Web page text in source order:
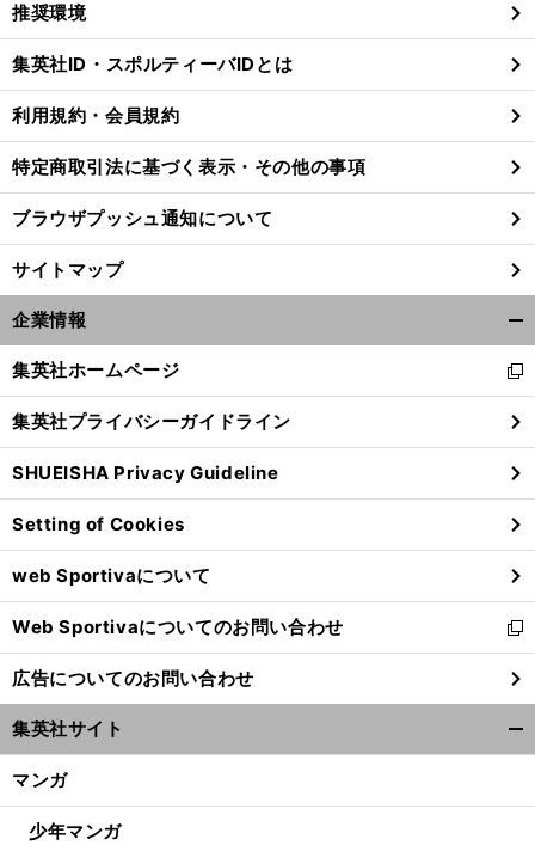
閉
る
推奨環境
集英社ID・スポルティーバIDとは
利用規約・会員規約
特定商取引法に基づく表示・その他の事項
ブラウザプッシュ通知について
サイトマップ
企業情報
閉
る
集英社ホームページ
新
し
い
ウ
ィ
ン
ド
ウ
で
開
く
集英社プライバシーガイドライン
SHUEISHA Privacy Guideline
Setting of Cookies
web Sportivaについて
Web Sportivaについてのお問い合わせ
新
し
い
ウ
ィ
ン
ウ
広告についてのお問い合わせ
集英社サイト
マンガ
少年マンガ